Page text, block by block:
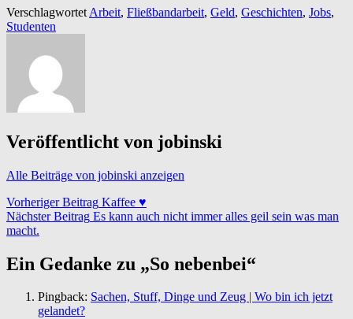
Verschlagwortet Arbeit, Fließbandarbeit, Geld, Geschichten, Jobs,
Studenten
Veröffentlicht von jobinski
Alle Beiträge von jobinski anzeigen
Beitragsnavigation
Vorheriger Beitrag Kaffee ♥
Nächster Beitrag Es kann auch nicht immer alles geil sein was man
macht.
Ein Gedanke zu „So nebenbei“
Pingback: Sachen, Stuff, Dinge und Zeug | Wo bin ich jetzt
gelandet?